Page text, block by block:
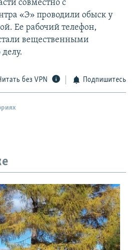
совместно с
«Э» проводили обыск у
Ее рабочий телефон,
вещественными
без VPN Подпишитесь